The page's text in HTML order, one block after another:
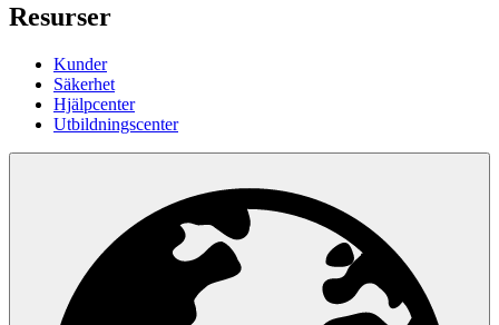
Resurser
Kunder
Säkerhet
Hjälpcenter
Utbildningscenter